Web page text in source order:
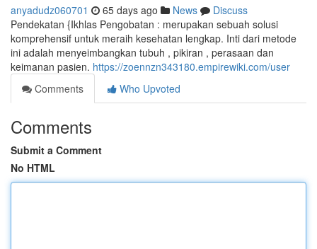
anyadudz060701 65 days ago News
Discuss
Pendekatan {Ikhlas Pengobatan : merupakan sebuah solusi
komprehensif untuk meraih kesehatan lengkap. Inti dari metode
ini adalah menyeimbangkan tubuh , pikiran , perasaan dan
keimanan pasien. https://zoennzn343180.empirewiki.com/user
Comments
Who Upvoted
Comments
Submit a Comment
No HTML